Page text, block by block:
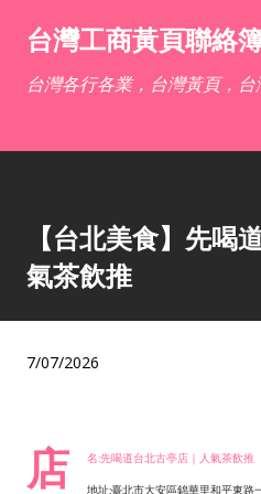
跳到主要
台灣工商黃頁聯絡
台灣各行各業，台灣黃頁，台
【台北美食】先喝
氣茶飲推
7/07/2026
店 名:先喝道台北古亭店｜人氣茶飲推
地址:臺北市大安區錦華里和平東路